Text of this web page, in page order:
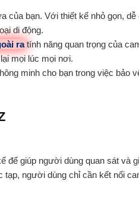
bạn. Với thiết kế nhỏ gọn,
di động.
ratính năng quan trọng của
mọi lúc mọi nơi.
minh cho bạn trong việc bảo
giúp người dùng quan sát và
người dùng chỉ cần kết nối